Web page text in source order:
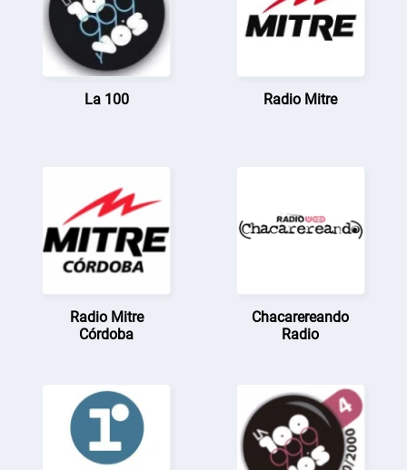
La 100 Radio Mitre
Radio Mitre
Córdoba
Chacarereando
Radio